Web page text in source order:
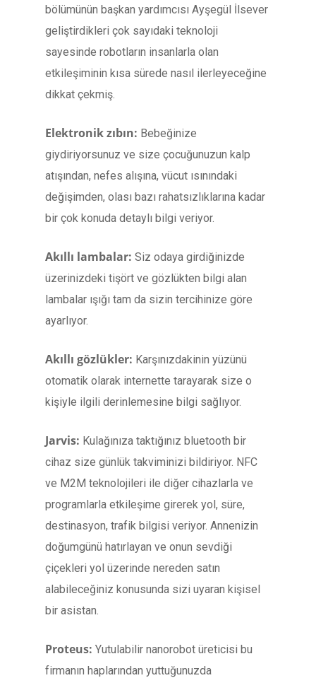
bölümünün başkan yardımcısı Ayşegül İlsever
geliştirdikleri çok sayıdaki teknoloji
sayesinde robotların insanlarla olan
etkileşiminin kısa sürede nasıl ilerleyeceğine
dikkat çekmiş.
Elektronik zıbın: Bebeğinize
giydiriyorsunuz ve size çocuğunuzun kalp
atışından, nefes alışına, vücut ısınındaki
değişimden, olası bazı rahatsızlıklarına kadar
bir çok konuda detaylı bilgi veriyor.
Akıllı lambalar: Siz odaya girdiğinizde
üzerinizdeki tişört ve gözlükten bilgi alan
lambalar ışığı tam da sizin tercihinize göre
ayarlıyor.
Akıllı gözlükler: Karşınızdakinin yüzünü
otomatik olarak internette tarayarak size o
kişiyle ilgili derinlemesine bilgi sağlıyor.
Jarvis: Kulağınıza taktığınız bluetooth bir
cihaz size günlük takviminizi bildiriyor. NFC
ve M2M teknolojileri ile diğer cihazlarla ve
programlarla etkileşime girerek yol, süre,
destinasyon, trafik bilgisi veriyor. Annenizin
doğumgünü hatırlayan ve onun sevdiği
çiçekleri yol üzerinde nereden satın
alabileceğiniz konusunda sizi uyaran kişisel
bir asistan.
Proteus: Yutulabilir nanorobot üreticisi bu
firmanın haplarından yuttuğunuzda